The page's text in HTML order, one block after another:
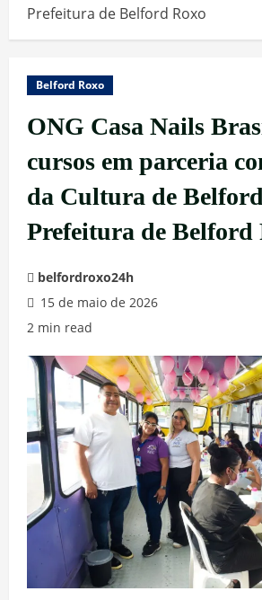
Prefeitura de Belford Roxo
Belford Roxo
ONG Casa Nails
cursos em parceria
da Cultura de
Prefeitura de Belford
belfordroxo24h
15 de maio de 2026
2 min read